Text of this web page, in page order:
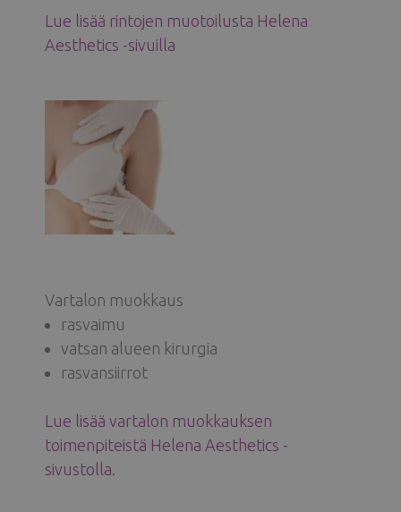
Lue lisää rintojen muotoilusta Helena
Aesthetics -sivuilla
Vartalon muokkaus
rasvaimu
vatsan alueen kirurgia
rasvansiirrot
Lue lisää vartalon muokkauksen
toimenpiteistä Helena Aesthetics -
sivustolla.